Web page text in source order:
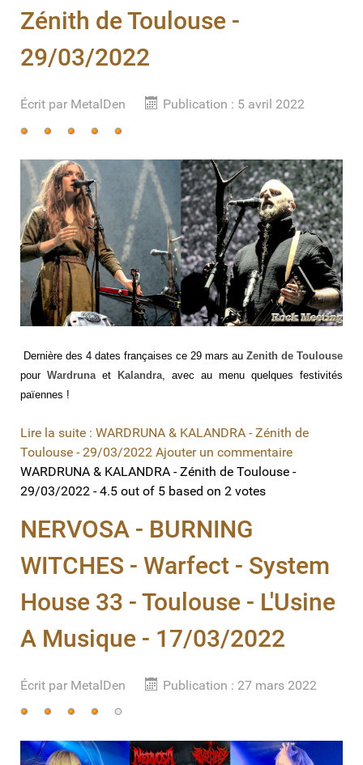
Zénith de Toulouse -
29/03/2022
Écrit par MetalDen
Publication : 5 avril 2022
Vote
Dernière des 4 dates françaises ce 29 mars au Zenith de Toulouse
pour Wardruna et Kalandra , avec au menu quelques festivités
païennes !
Lire la suite : WARDRUNA & KALANDRA - Zénith de
Toulouse - 29/03/2022 Ajouter un commentaire
WARDRUNA & KALANDRA - Zénith de Toulouse -
29/03/2022 -4.5 out of 5 based on 2 votes
NERVOSA - BURNING
WITCHES - Warfect - System
House 33 - Toulouse - L'Usine
A Musique - 17/03/2022
Écrit par MetalDen
Publication : 27 mars 2022
Vote